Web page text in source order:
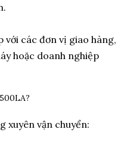
với các đơn vị giao hàng,
hoặc doanh nghiệp
xuyên vận chuyển: